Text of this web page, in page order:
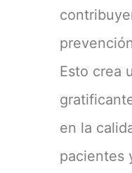
Esto crea
en la
pacientes